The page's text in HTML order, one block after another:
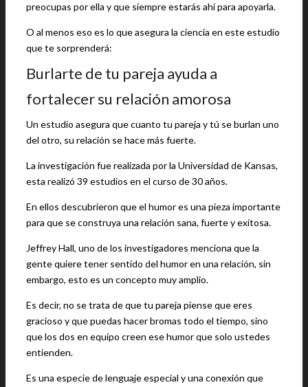
preocupas por ella y que siempre estarás ahí para apoyarla.
O al menos eso es lo que asegura la ciencia en este estudio
que te sorprenderá:
Burlarte de tu pareja ayuda a
fortalecer su relación amorosa
Un estudio asegura que cuanto tu pareja y tú se burlan uno
del otro, su relación se hace más fuerte.
La investigación fue realizada por la Universidad de Kansas,
esta realizó 39 estudios en el curso de 30 años.
En ellos descubrieron que el humor es una pieza importante
para que se construya una relación sana, fuerte y exitosa.
Jeffrey Hall, uno de los investigadores menciona que la
gente quiere tener sentido del humor en una relación, sin
embargo, esto es un concepto muy amplio.
Es decir, no se trata de que tu pareja piense que eres
gracioso y que puedas hacer bromas todo el tiempo, sino
que los dos en equipo creen ese humor que solo ustedes
entienden.
Es una especie de lenguaje especial y una conexión que